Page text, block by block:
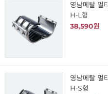
영남메탈 멀
H-L형
38,590원
영남메탈 멀
H-S형